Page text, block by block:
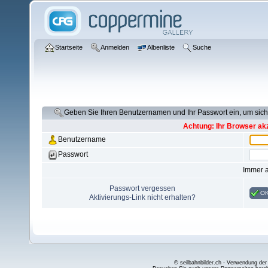
Startseite Anmelden Albenliste Suche
Geben Sie Ihren Benutzernamen und Ihr Passwort ein, um
Achtung: Ihr Browser
Benutzername
Passwort
Immer
Passwort vergessen
Aktivierungs-Link nicht erhalten?
© seilbahnbilder.ch - Verwendung